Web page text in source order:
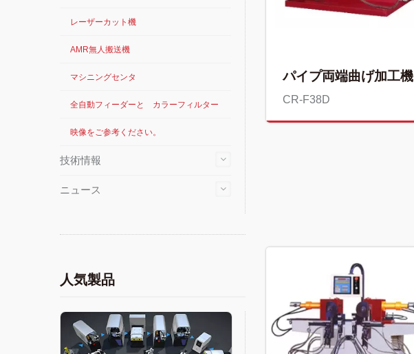
レーザーカット機
AMR無人搬送機
マシニングセンタ
全自動フィーダーと カラーフィルター
映像をご参考ください。
技術情報
ニュース
人気製品
パイプ両端曲げ加工機
CR-F38D